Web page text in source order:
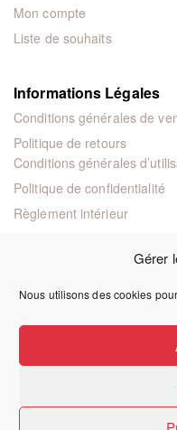
Gérer
Nous utilisons des cookies
Mon compte
Liste de souhaits
Informations Légales
Conditions générales de
Politique de retours
Conditions générales
Politique de confidentialité
Règlement intérieur
© 2024 Éditions juridiques